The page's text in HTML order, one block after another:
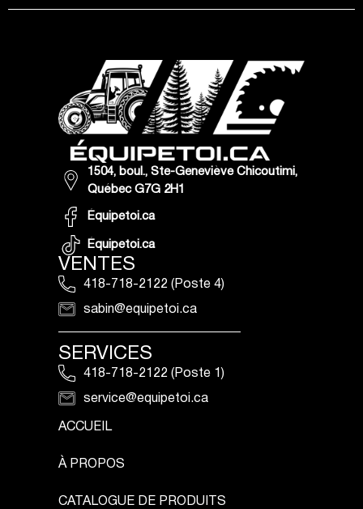
1504, boul., Ste-Geneviève Chicoutimi,
Québec G7G 2H1
Équipetoi.ca
Équipetoi.ca
VENTES
418-718-2122 (Poste 4)
sabin@equipetoi.ca
SERVICES
418-718-2122 (Poste 1)
service@equipetoi.ca
ACCUEIL
À PROPOS
CATALOGUE DE PRODUITS